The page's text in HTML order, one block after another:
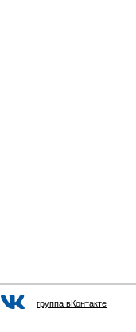
группа вКонтакте